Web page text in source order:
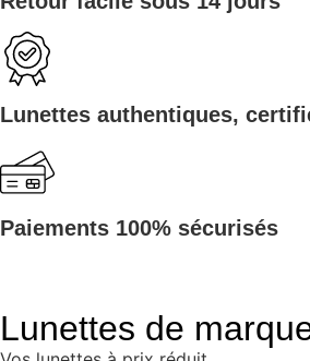
Lunettes authentiques,
Paiements 100% sécurisés
Lunettes de